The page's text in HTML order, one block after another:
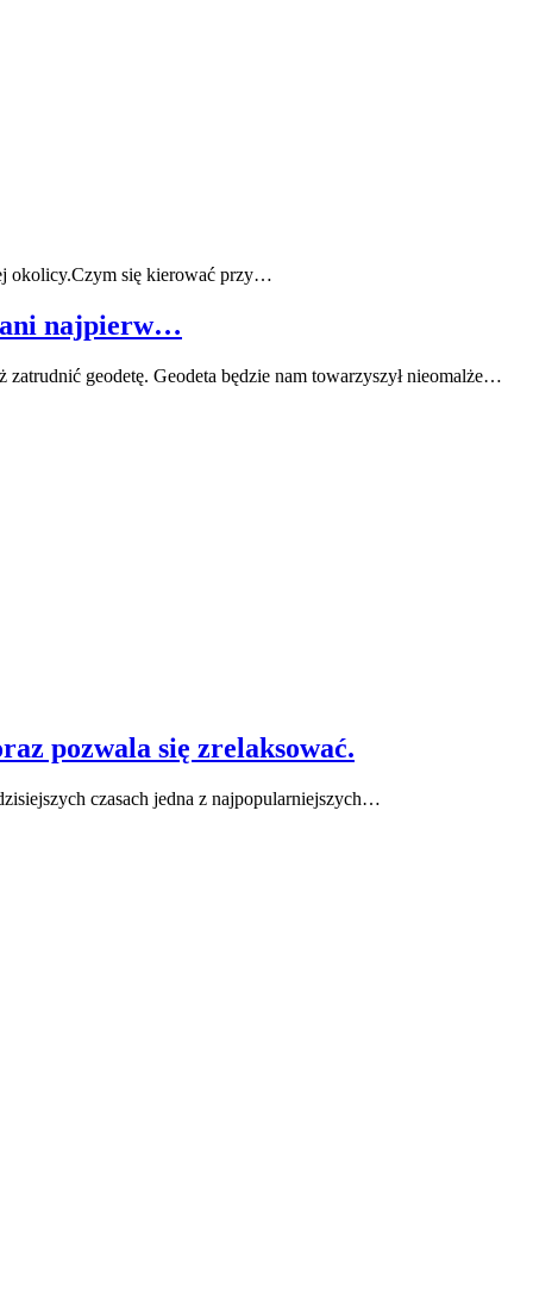
okolicy.Czym się kierować przy…
najpierw…
geodetę. Geodeta będzie nam towarzyszył nieomalże…
pozwala się zrelaksować.
czasach jedna z najpopularniejszych…